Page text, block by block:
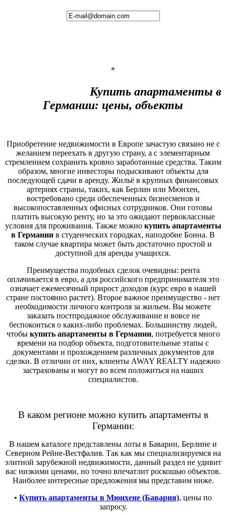
*
Купить апартаменты в
Германии: цены, объекты
Приобретение недвижимости в Европе зачастую связано не с
желанием переехать в другую страну, а с элементарным
стремлением сохранить кровно заработанные средства. Таким
образом, многие инвесторы подыскивают объекты для
последующей сдачи в аренду. Жильё в крупных финансовых
артериях страны, таких, как Берлин или Мюнхен,
востребовано среди обеспеченных бизнесменов и
высокопоставленных офисных сотрудников. Они готовы
платить высокую ренту, но за это ожидают первоклассные
условия для проживания. Также можно купить апартаменты
в Германии в студенческих городках, наподобие Бонна. В
таком случае квартира может быть достаточно простой и
доступной для аренды учащихся.
Преимущества подобных сделок очевидны: рента
оплачивается в евро, а для российского предпринимателя это
означает ежемесячный прирост доходов (курс евро в нашей
стране постоянно растет). Второе важное преимущество - нет
необходимости личного контроля за жильем. Вы можете
заказать постпродажное обслуживание и вовсе не
беспокоиться о каких-либо проблемах. Большинству людей,
чтобы купить апартаменты в Германии, потребуется много
времени на подбор объекта, подготовительные этапы с
документами и прохождением различных документов для
сделки. В отличии от них, клиенты AWAY REALTY надежно
застрахованы и могут во всем положиться на наших
специалистов.
В каком регионе можно купить апартаменты в
Германии:
В нашем каталоге представлены лоты в Баварии, Берлине и
Северном Рейне-Вестфалия. Так как мы специализируемся на
элитной зарубежной недвижимости, данный раздел не удивит
вас низкими ценами, но точно впечатлит роскошью объектов.
Наиболее интересные предложения мы представим ниже.
• Купить апартаменты в Мюнхене (Бавария), цены по
запросу.